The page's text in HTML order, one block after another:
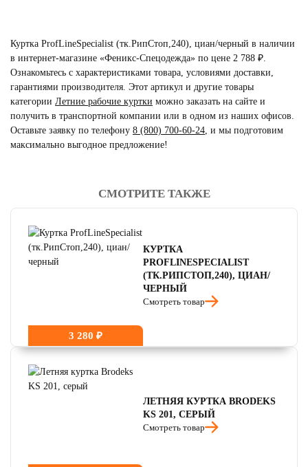
Куртка ProfLineSpecialist (тк.РипСтоп,240), циан/черный в наличии
в интернет-магазине «Феникс-Спецодежда» по цене 2 788 ₽.
Ознакомьтесь с характеристиками товара, условиями доставки,
гарантиями производителя. Этот артикул и другие товары
категории Летние рабочие куртки можно заказать на сайте и
получить в транспортной компании или в одном из наших офисов.
Оставьте заявку по телефону 8 (800) 700-60-24 и мы подготовим
максимально выгодное предложение!
4.5
СМОТРИТЕ ТАКЖЕ
3 280 ₽
КУРТКА
PROFLINESPECIALIST
(ТК.РИПСТОП,240), ЦИАН/
ЧЕРНЫЙ
Смотреть товар
ЛЕТНЯЯ КУРТКА BRODEKS
KS 201, СЕРЫЙ
Смотреть товар